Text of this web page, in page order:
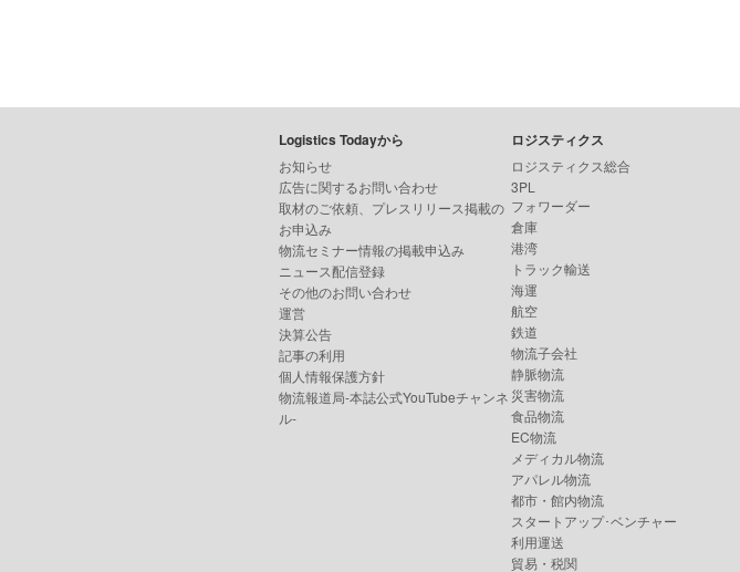
Logistics Todayから
お知らせ
広告に関するお問い合わせ
取材のご依頼、プレスリリース掲載の
お申込み
物流セミナー情報の掲載申込み
ニュース配信登録
その他のお問い合わせ
運営
決算公告
記事の利用
個人情報保護方針
物流報道局-本誌公式YouTubeチャンネ
ル-
ロジスティクス
ロジスティクス総合
3PL
フォワーダー
倉庫
港湾
トラック輸送
海運
航空
鉄道
物流子会社
静脈物流
災害物流
食品物流
EC物流
メディカル物流
アパレル物流
都市・館内物流
スタートアップ･ベンチャー
利用運送
貿易・税関